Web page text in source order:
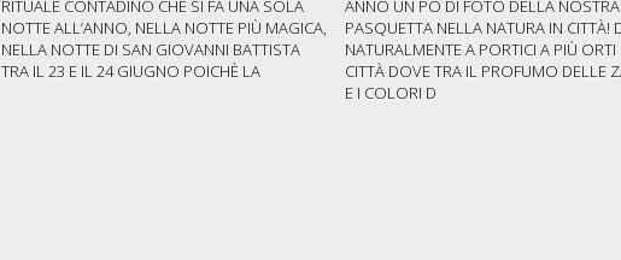
RITUALE CONTADINO CHE SI FA UNA SOLA
NOTTE ALL’ANNO, NELLA NOTTE PIÙ MAGICA,
NELLA NOTTE DI SAN GIOVANNI BATTISTA
TRA IL 23 E IL 24 GIUGNO POICHÈ LA
ANNO UN PÒ DI FOTO DELLA NOSTRA
PASQUETTA NELLA NATURA IN CITTÀ!
NATURALMENTE A PORTICI A PIÙ ORTI
CITTÀ DOVE TRA IL PROFUMO DELLE
E I COLORI D